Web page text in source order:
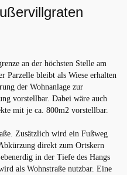
an der höchsten Stelle am
Parzelle bleibt als Wiese erhalten
der Wohnanlage zur
vorstellbar. Dabei wäre auch
mit je ca. 800m2 vorstellbar.
Zusätzlich wird ein Fußweg
direkt zum Ortskern
in der Tiefe des Hangs
als Wohnstraße nutzbar. Eine